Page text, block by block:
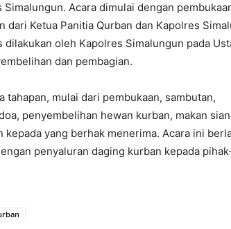
Acara dimulai dengan
Ketua Panitia Qurban dan Kapolres
oleh Kapolres Simalungun pada
dan pembagian.
tahapan, mulai dari pembukaan, sambutan,
penyembelihan hewan kurban, makan
yang berhak menerima. Acara ini
penyaluran daging kurban kepada